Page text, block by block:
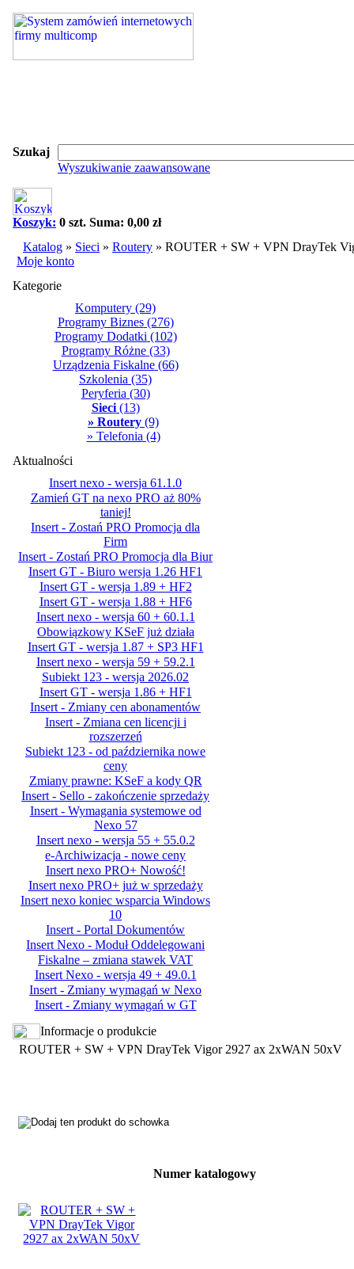
Szukaj
Wyszukiwanie zaawansowane
Koszyk: 0 szt. Suma: 0,00 zł
Katalog » Sieci » Routery » ROUTER + SW + VPN DrayTek
Moje konto
Kategorie
Komputery (29)
Programy Biznes(276)
Programy Dodatki (102)
Programy Różne(33)
Urządzenia Fiskalne(66)
Szkolenia (35)
Peryferia (30)
Sieci(13)
» Routery (9)
» Telefonia (4)
Aktualności
Insert nexo - wersja 61.1.0
Zamień GT na nexo PRO aż 80%
taniej!
Insert - Zostań PRO Promocja dla
Firm
Insert - Zostań PRO Promocja dla Biur
Insert GT - Biuro wersja 1.26 HF1
Insert GT - wersja 1.89 + HF2
Insert GT - wersja 1.88 + HF6
Insert nexo - wersja 60 + 60.1.1
Obowiązkowy KSeF już działa
Insert GT - wersja 1.87 + SP3 HF1
Insert nexo - wersja 59 + 59.2.1
Subiekt 123 - wersja 2026.02
Insert GT - wersja 1.86 + HF1
Insert - Zmiany cen abonamentów
Insert - Zmiana cen licencji i
rozszerzeń
Subiekt 123 - od października nowe
ceny
Zmiany prawne: KSeF a kody QR
Insert - Sello - zakończenie sprzedaży
Insert - Wymagania systemowe od
Nexo 57
Insert nexo - wersja 55 + 55.0.2
e-Archiwizacja - nowe ceny
Insert nexo PRO+ Nowość!
Insert nexo PRO+ już w sprzedaży
Insert nexo koniec wsparcia Windows
10
Insert - Portal Dokumentów
Insert Nexo - Moduł Oddelegowani
Fiskalne – zmiana stawek VAT
Insert Nexo - wersja 49 + 49.0.1
Insert - Zmiany wymagań w Nexo
Insert - Zmiany wymagań w GT
Informacje o produkcie
ROUTER + SW + VPN DrayTek Vigor 2927 ax 2xWAN 50xV
Numer katalogowy